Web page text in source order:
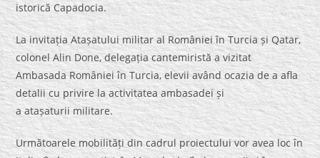
istorică Capadocia.
La invitația Atașatului militar al României în Turcia și Qatar,
colonel Alin Done, delegația cantemiristă a vizitat
Ambasada României în Turcia, elevii având ocazia de a afla
detalii cu privire la activitatea ambasadei și
a atașaturii militare.
Următoarele mobilități din cadrul proiectului vor avea loc în